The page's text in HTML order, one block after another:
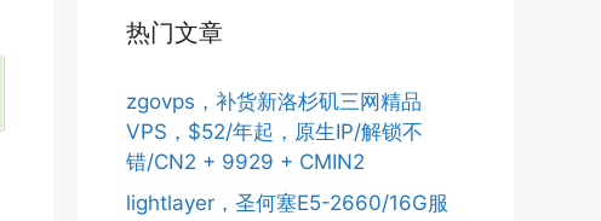
热门文章
zgovps，补货新洛杉矶三网精品
VPS，$52/年起，原生IP/解锁不
错/CN2 + 9929 + CMIN2
lightlayer，圣何塞E5-2660/16G服